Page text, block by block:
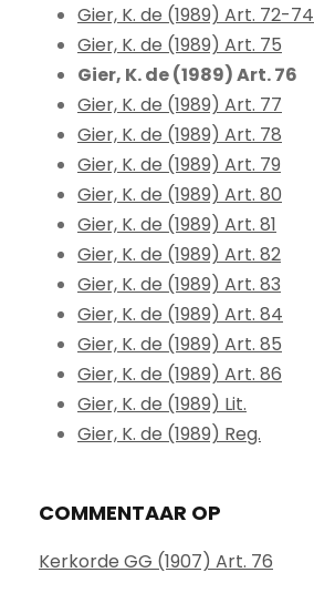
Gier, K. de (1989) Art. 72-74
Gier, K. de (1989) Art. 75
Gier, K. de (1989) Art. 76
Gier, K. de (1989) Art. 77
Gier, K. de (1989) Art. 78
Gier, K. de (1989) Art. 79
Gier, K. de (1989) Art. 80
Gier, K. de (1989) Art. 81
Gier, K. de (1989) Art. 82
Gier, K. de (1989) Art. 83
Gier, K. de (1989) Art. 84
Gier, K. de (1989) Art. 85
Gier, K. de (1989) Art. 86
Gier, K. de (1989) Lit.
Gier, K. de (1989) Reg.
COMMENTAAR OP
Kerkorde GG (1907) Art. 76